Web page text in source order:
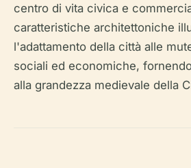
centro di vita civica e
caratteristiche architettoniche
l'adattamento della città alle
sociali ed economiche,
alla grandezza medievale della